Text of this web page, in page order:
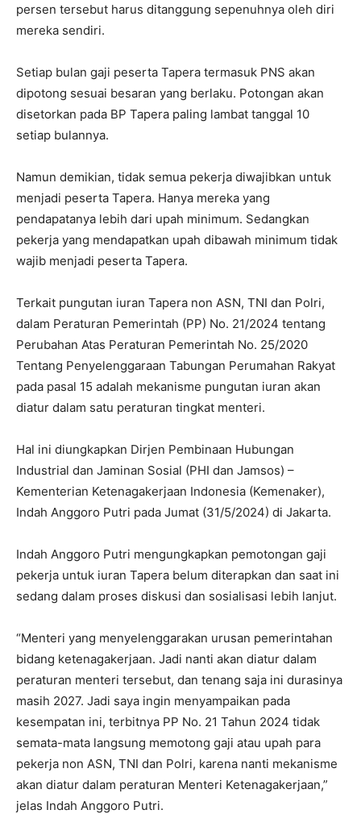
persen tersebut harus ditanggung sepenuhnya oleh diri
mereka sendiri.
Setiap bulan gaji peserta Tapera termasuk PNS akan
dipotong sesuai besaran yang berlaku. Potongan akan
disetorkan pada BP Tapera paling lambat tanggal 10
setiap bulannya.
Namun demikian, tidak semua pekerja diwajibkan untuk
menjadi peserta Tapera. Hanya mereka yang
pendapatanya lebih dari upah minimum. Sedangkan
pekerja yang mendapatkan upah dibawah minimum tidak
wajib menjadi peserta Tapera.
Terkait pungutan iuran Tapera non ASN, TNI dan Polri,
dalam Peraturan Pemerintah (PP) No. 21/2024 tentang
Perubahan Atas Peraturan Pemerintah No. 25/2020
Tentang Penyelenggaraan Tabungan Perumahan Rakyat
pada pasal 15 adalah mekanisme pungutan iuran akan
diatur dalam satu peraturan tingkat menteri.
Hal ini diungkapkan Dirjen Pembinaan Hubungan
Industrial dan Jaminan Sosial (PHI dan Jamsos) –
Kementerian Ketenagakerjaan Indonesia (Kemenaker),
Indah Anggoro Putri pada Jumat (31/5/2024) di Jakarta.
Indah Anggoro Putri mengungkapkan pemotongan gaji
pekerja untuk iuran Tapera belum diterapkan dan saat ini
sedang dalam proses diskusi dan sosialisasi lebih lanjut.
“Menteri yang menyelenggarakan urusan pemerintahan
bidang ketenagakerjaan. Jadi nanti akan diatur dalam
peraturan menteri tersebut, dan tenang saja ini durasinya
masih 2027. Jadi saya ingin menyampaikan pada
kesempatan ini, terbitnya PP No. 21 Tahun 2024 tidak
semata-mata langsung memotong gaji atau upah para
pekerja non ASN, TNI dan Polri, karena nanti mekanisme
akan diatur dalam peraturan Menteri Ketenagakerjaan,”
jelas Indah Anggoro Putri.